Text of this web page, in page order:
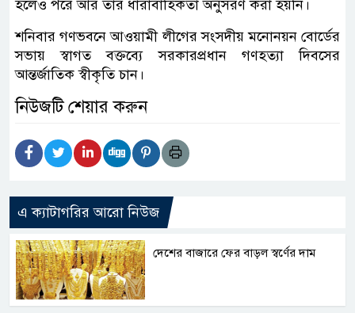
হলেও পরে আর তার ধারাবাহিকতা অনুসরণ করা হয়নি।
শনিবার গণভবনে আওয়ামী লীগের সংসদীয় মনোনয়ন বোর্ডের
সভায় স্বাগত বক্তব্যে সরকারপ্রধান গণহত্যা দিবসের
আন্তর্জাতিক স্বীকৃতি চান।
নিউজটি শেয়ার করুন
এ ক্যাটাগরির আরো নিউজ
দেশের বাজারে ফের বাড়ল স্বর্ণের দাম